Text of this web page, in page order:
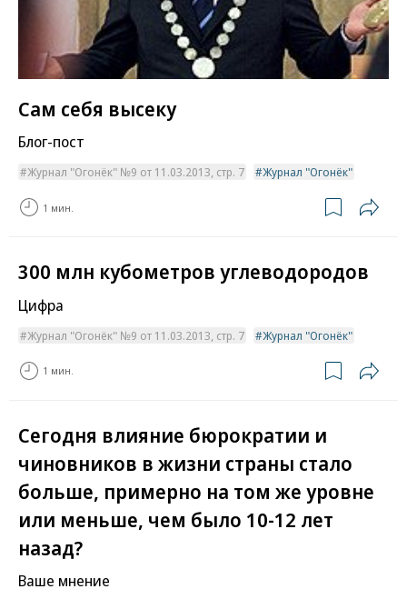
Сам себя высеку
Блог-пост
Журнал "Огонёк" №9 от 11.03.2013, стр. 7 Журнал "Огонёк"
1 мин.
300 млн кубометров углеводородов
Цифра
Журнал "Огонёк" №9 от 11.03.2013, стр. 7 Журнал "Огонёк"
1 мин.
Сегодня влияние бюрократии и
чиновников в жизни страны стало
больше, примерно на том же уровне
или меньше, чем было 10-12 лет
назад?
Ваше мнение